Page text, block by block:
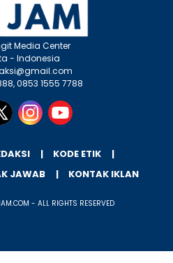
Media Center
- Indonesia
0853 1555 7788
KODE ETIK
JAWAB KONTAK IKLAN
- ALL RIGHTS RESERVED